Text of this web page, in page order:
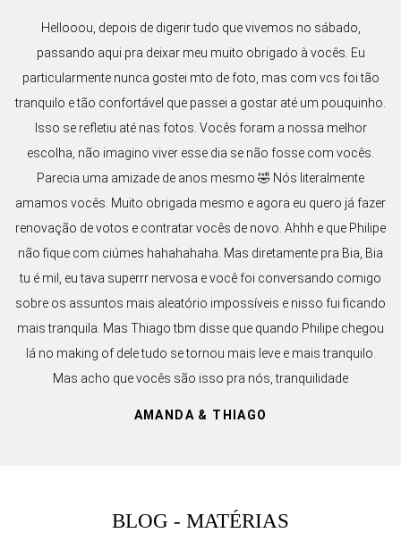
Hellooou, depois de digerir tudo que vivemos no sábado,
passando aqui pra deixar meu muito obrigado à vocês. Eu
particularmente nunca gostei mto de foto, mas com vcs foi tão
tranquilo e tão confortável que passei a gostar até um pouquinho.
Isso se refletiu até nas fotos. Vocês foram a nossa melhor
escolha, não imagino viver esse dia se não fosse com vocês.
Parecia uma amizade de anos mesmo 🤣 Nós literalmente
amamos vocês. Muito obrigada mesmo e agora eu quero já fazer
renovação de votos e contratar vocês de novo. Ahhh e que Philipe
não fique com ciúmes hahahahaha. Mas diretamente pra Bia, Bia
tu é mil, eu tava superrr nervosa e você foi conversando comigo
sobre os assuntos mais aleatório impossíveis e nisso fui ficando
mais tranquila. Mas Thiago tbm disse que quando Philipe chegou
lá no making of dele tudo se tornou mais leve e mais tranquilo.
Mas acho que vocês são isso pra nós, tranquilidade
AMANDA & THIAGO
BLOG - MATÉRIAS